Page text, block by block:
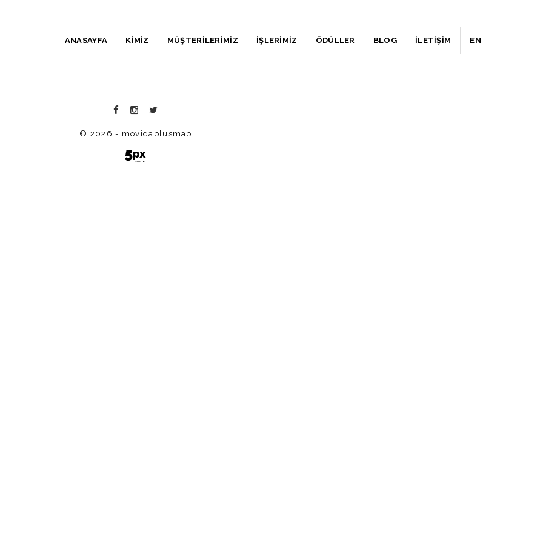
ANASAYFA KİMİZ MÜŞTERİLERİMİZ İŞLERİMİZ ÖDÜLLER BLOG İLETİŞİM EN
© 2026 - movidaplusmap